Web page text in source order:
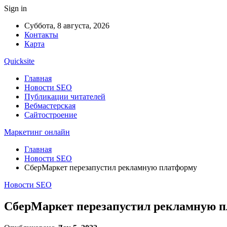
Sign in
Суббота, 8 августа, 2026
Контакты
Карта
Quicksite
Главная
Новости SEO
Публикации читателей
Вебмастерская
Сайтостроение
Маркетинг онлайн
Главная
Новости SEO
СберМаркет перезапустил рекламную платформу
Новости SEO
СберМаркет перезапустил рекламную